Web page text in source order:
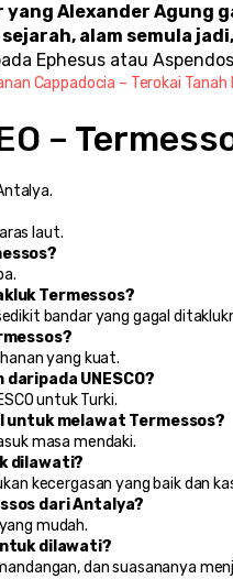
yang Alexander Agung
alam semula
Ephesus atau
Cappadocia – Terokai Tanah
–
laut.
Termessos?
bandar yang gagal
yang kuat.
UNESCO?
untuk Turki.
untuk melawat Termessos?
masa mendaki.
dilawati?
kecergasan yang baik dan
dari Antalya?
mudah.
dilawati?
dan suasananya